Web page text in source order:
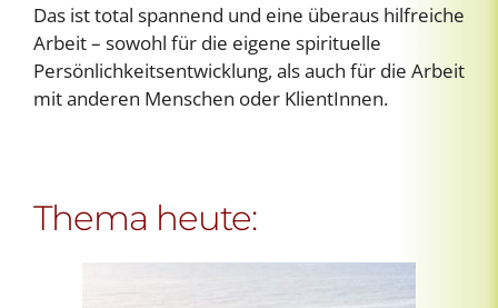
Das ist total spannend und eine überaus hilfreiche
Arbeit – sowohl für die eigene spirituelle
Persönlichkeitsentwicklung, als auch für die Arbeit
mit anderen Menschen oder KlientInnen.
Thema heute: